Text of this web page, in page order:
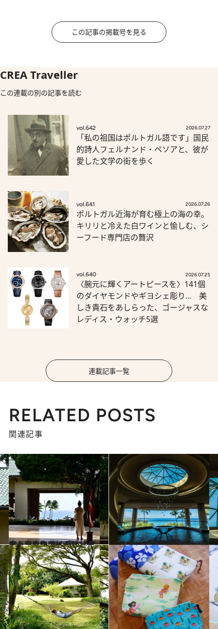
この記事の掲載号を見る
CREA Traveller
この連載の別の記事を読む
vol.642 2026.07.27
「私の祖国はポルトガル語です」国民
的詩人フェルナンド・ペソアと、彼が
愛した文学の街を歩く
vol.641 2026.07.26
ポルトガル近海が育む極上の海の幸。
キリリと冷えた白ワインと愉しむ、シ
ーフード専門店の贅沢
vol.640 2026.07.25
〈腕元に輝くアートピースを〉141個
のダイヤモンドやギヨシェ彫り... 美
しき貴石をあしらった、ゴージャスな
レディス・ウォッチ5選
連載記事一覧
RELATED POSTS
関連記事
2023.4.6
古き良きハワイのサンクチュアリへ 海の青と、グリーンに包まれる ハイアット・カウアイ・リゾート
旅＆お出かけ 2023.3.27
ハワイ島の玄関口・コナ空港からすぐ ウェストサイドで優雅で贅沢な休日を ウェスティン ハプナ ビーチ リゾート
旅＆お出かけ